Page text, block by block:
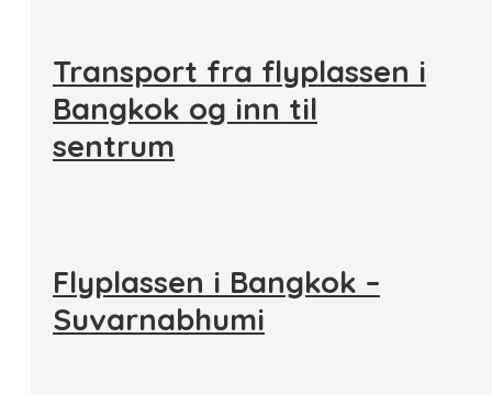
Transport fra flyplassen i
Bangkok og inn til
sentrum
Flyplassen i Bangkok –
Suvarnabhumi